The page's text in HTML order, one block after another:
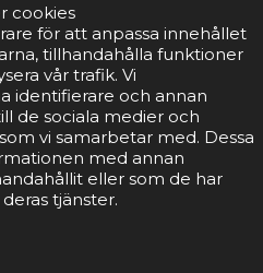
cookies
för att anpassa innehållet
tillhandahålla funktioner
vår trafik. Vi
identifierare och annan
de sociala medier och
vi samarbetar med. Dessa
med annan
eller som de har
tjänster.